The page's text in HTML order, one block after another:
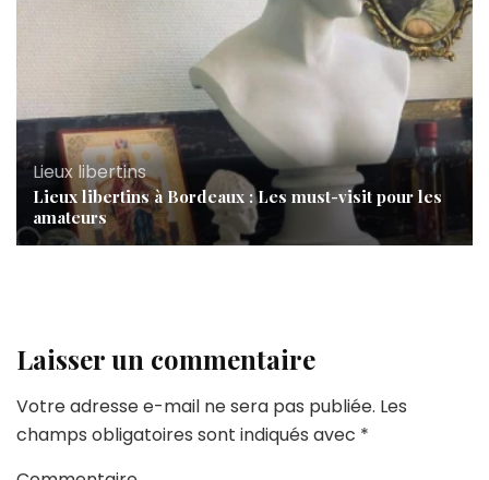
Lieux libertins
Lieux libertins à Bordeaux : Les must-visit pour les
amateurs
Laisser un commentaire
Votre adresse e-mail ne sera pas publiée. Les
champs obligatoires sont indiqués avec *